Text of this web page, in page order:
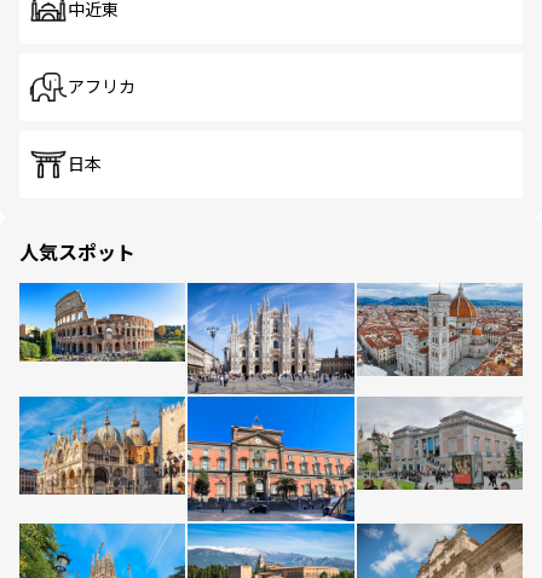
中近東
アフリカ
日本
人気スポット